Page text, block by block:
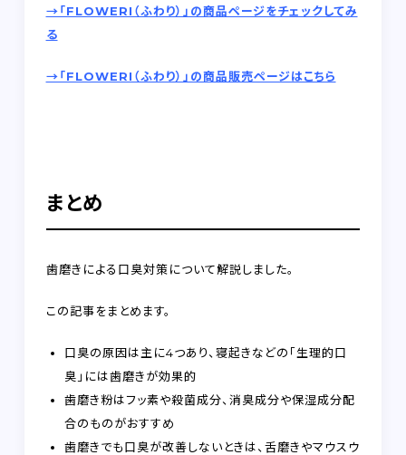
→「FLOWERI（ふわり）」の商品ページをチェックしてみ
る
→「FLOWERI（ふわり）」の商品販売ページはこちら
まとめ
歯磨きによる口臭対策について解説しました。
この記事をまとめます。
口臭の原因は主に4つあり、寝起きなどの「生理的口
臭」には歯磨きが効果的
歯磨き粉はフッ素や殺菌成分、消臭成分や保湿成分配
合のものがおすすめ
歯磨きでも口臭が改善しないときは、舌磨きやマウスウ